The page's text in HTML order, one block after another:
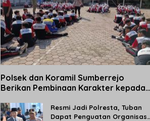
Polsek dan Koramil Sumberrejo
Berikan Pembinaan Karakter kepada
Kegiatan MPLSResmi Jadi Polresta, Tuban
Dapat Penguatan Organisasi